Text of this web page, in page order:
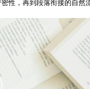
性，再到段落衔接的自然